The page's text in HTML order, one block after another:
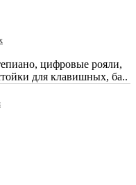
цифровые рояли,
для клавишных, ба..